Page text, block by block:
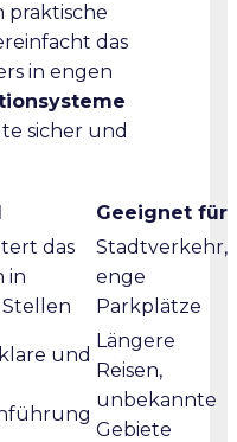
praktische
das
in engen
sicher und
Geeignet für
das
in
Stadtverkehr,
enge
Parkplätze
und
Längere
Reisen,
unbekannte
Gebiete